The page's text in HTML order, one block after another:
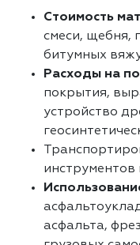
Стоимость
смеси, щебня,
битумных
Расходы на
покрытия,
устройство
инструментов
асфальта,